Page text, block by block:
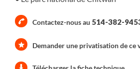
Contactez-nous au 514-382-
Demander une privatisation de ce